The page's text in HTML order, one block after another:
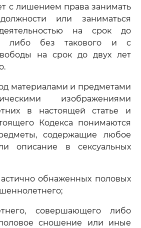
с лишением права занимать
или заниматься
на срок до
либо без такового и с
на срок до двух лет
материалами и предметами
изображениями
в настоящей статье и
Кодекса понимаются
содержащие любое
описание в сексуальных
обнаженных половых
совершающего либо
сношение или иные